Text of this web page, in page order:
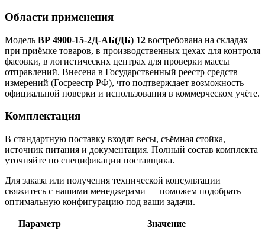
Области применения
Модель ВР 4900-15-2Д-АБ(ДБ) 12 востребована на складах
при приёмке товаров, в производственных цехах для контроля
фасовки, в логистических центрах для проверки массы
отправлений. Внесена в Государственный реестр средств
измерений (Госреестр РФ), что подтверждает возможность
официальной поверки и использования в коммерческом учёте.
Комплектация
В стандартную поставку входят весы, съёмная стойка,
источник питания и документация. Полный состав комплекта
уточняйте по спецификации поставщика.
Для заказа или получения технической консультации
свяжитесь с нашими менеджерами — поможем подобрать
оптимальную конфигурацию под ваши задачи.
Параметр
Значение